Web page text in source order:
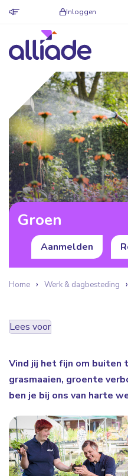
Inloggen
Groen
Aanmelden
Home Werk & dagbesteding
Lees voor
Vind jij het fijn om buiten
grasmaaien, groente
ben je bij ons van harte